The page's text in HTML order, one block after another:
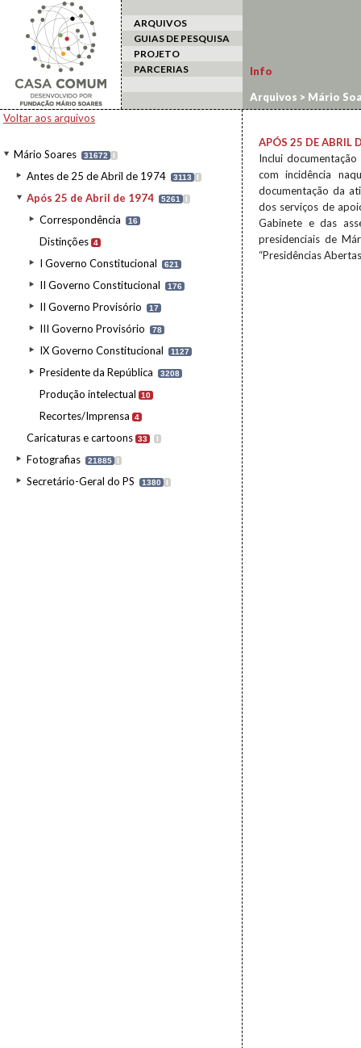
ARQUIVOS
GUIAS DE PESQUISA
PROJETO
PARCERIAS
Voltar aos arquivos
Mário Soares 31672 I
Antes de 25 de Abril de 1974 3113 I
Após 25 de Abril de 1974 5261 I
Correspondência 16
Distinções 4
I Governo Constitucional 621
II Governo Constitucional 176
II Governo Provisório 17
III Governo Provisório 78
IX Governo Constitucional 1127
Presidente da República 3208
Produção intelectual 10
Recortes/Imprensa 4
Caricaturas e cartoons 33 I
Fotografias 21885 I
Secretário-Geral do PS 1380 I
Info
Arquivos > Mário
APÓS 25 DE ABRIL
Inclui
com incidência
documentação da
dos serviços de
Gabinete e das
presidenciais de
“Presidências